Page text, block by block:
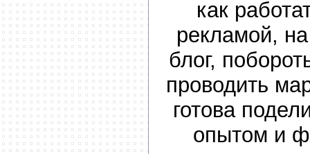
как
рекламой,
блог,
проводить
готова
опытом и